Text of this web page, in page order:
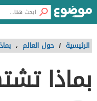
الرئيسية / حول العالم ،
بماذا